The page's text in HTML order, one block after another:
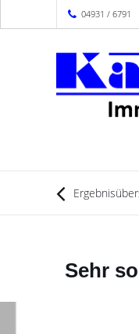
04931 / 6791
Sehr